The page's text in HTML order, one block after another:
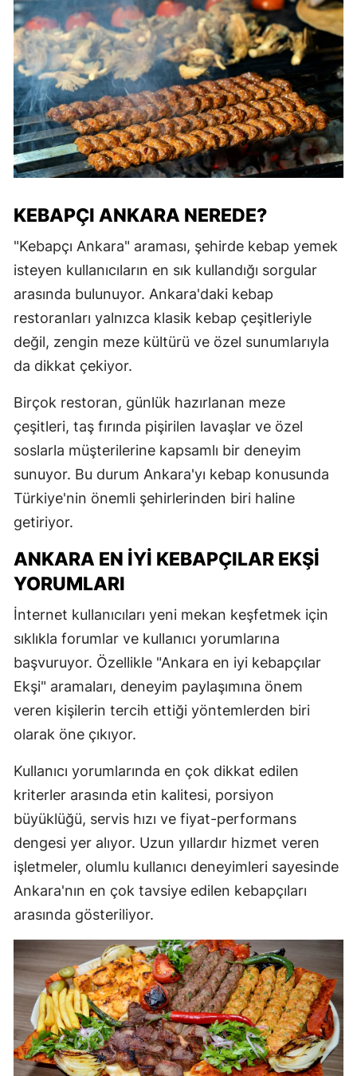
KEBAPÇI ANKARA NEREDE?
"Kebapçı Ankara" araması, şehirde kebap yemek
isteyen kullanıcıların en sık kullandığı sorgular
arasında bulunuyor. Ankara'daki kebap
restoranları yalnızca klasik kebap çeşitleriyle
değil, zengin meze kültürü ve özel sunumlarıyla
da dikkat çekiyor.
Birçok restoran, günlük hazırlanan meze
çeşitleri, taş fırında pişirilen lavaşlar ve özel
soslarla müşterilerine kapsamlı bir deneyim
sunuyor. Bu durum Ankara'yı kebap konusunda
Türkiye'nin önemli şehirlerinden biri haline
getiriyor.
ANKARA EN İYI KEBAPÇILAR EKŞI
YORUMLARI
İnternet kullanıcıları yeni mekan keşfetmek için
sıklıkla forumlar ve kullanıcı yorumlarına
başvuruyor. Özellikle "Ankara en iyi kebapçılar
Ekşi" aramaları, deneyim paylaşımına önem
veren kişilerin tercih ettiği yöntemlerden biri
olarak öne çıkıyor.
Kullanıcı yorumlarında en çok dikkat edilen
kriterler arasında etin kalitesi, porsiyon
büyüklüğü, servis hızı ve fiyat-performans
dengesi yer alıyor. Uzun yıllardır hizmet veren
işletmeler, olumlu kullanıcı deneyimleri sayesinde
Ankara'nın en çok tavsiye edilen kebapçıları
arasında gösteriliyor.